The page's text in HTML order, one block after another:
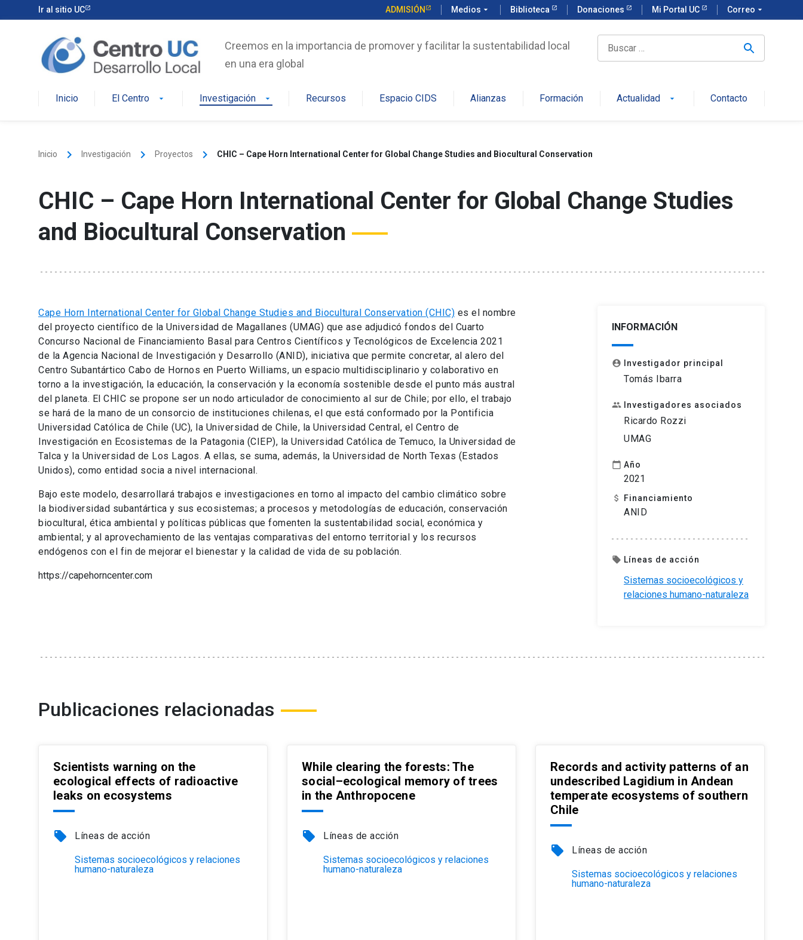
to
Ir al sitio UC ADMISIÓN Medios arrow_drop_down Biblioteca Donaciones Mi Portal UC Correo arrow_drop_down
Creemos en la importancia de promover y facilitar la sustentabilidad local
en una era global
Inicio El Centro arrow_drop_down Investigación arrow_drop_down Recursos Espacio CIDS Alianzas Formación Actualidad arrow_drop_down Contacto
Inicio keyboard_arrow_right Investigación keyboard_arrow_right Proyectos keyboard_arrow_right CHIC – Cape Horn International Center for Global Change Studies and Biocultural Conservation
CHIC – Cape Horn International Center for Global Change Studies
and Biocultural Conservation
Cape Horn International Center for Global Change Studies and Biocultural Conservation (CHIC) es el nombre
del proyecto científico de la Universidad de Magallanes (UMAG) que ase adjudicó fondos del Cuarto
Concurso Nacional de Financiamiento Basal para Centros Científicos y Tecnológicos de Excelencia 2021
de la Agencia Nacional de Investigación y Desarrollo (ANID), iniciativa que permite concretar, al alero del
Centro Subantártico Cabo de Hornos en Puerto Williams, un espacio multidisciplinario y colaborativo en
torno a la investigación, la educación, la conservación y la economía sostenible desde el punto más austral
del planeta. El CHIC se propone ser un nodo articulador de conocimiento al sur de Chile; por ello, el trabajo
se hará de la mano de un consorcio de instituciones chilenas, el que está conformado por la Pontificia
Universidad Católica de Chile (UC), la Universidad de Chile, la Universidad Central, el Centro de
Investigación en Ecosistemas de la Patagonia (CIEP), la Universidad Católica de Temuco, la Universidad de
Talca y la Universidad de Los Lagos. A ellas, se suma, además, la Universidad de North Texas (Estados
Unidos), como entidad socia a nivel internacional.
Bajo este modelo, desarrollará trabajos e investigaciones en torno al impacto del cambio climático sobre
la biodiversidad subantártica y sus ecosistemas; a procesos y metodologías de educación, conservación
biocultural, ética ambiental y políticas públicas que fomenten la sustentabilidad social, económica y
ambiental; y al aprovechamiento de las ventajas comparativas del entorno territorial y los recursos
endógenos con el fin de mejorar el bienestar y la calidad de vida de su población.
https://capehorncenter.com
INFORMACIÓN
account_circle Investigador principal
Tomás Ibarra
people Investigadores asociados
Ricardo Rozzi
UMAG
calendar_today Año
2021
attach_money Financiamiento
ANID
local_offer Líneas de acción
Sistemas socioecológicos y
relaciones humano-naturaleza
Publicaciones relacionadas
Scientists warning on the
ecological effects of radioactive
leaks on ecosystems
local_offer Líneas de acción
Sistemas socioecológicos y relaciones
humano-naturaleza
While clearing the forests: The
social–ecological memory of trees
in the Anthropocene
local_offer Líneas de acción
Sistemas socioecológicos y relaciones
humano-naturaleza
Records and activity patterns of an
undescribed Lagidium in Andean
temperate ecosystems of southern
Chile
local_offer Líneas de acción
Sistemas socioecológicos y relaciones
humano-naturaleza